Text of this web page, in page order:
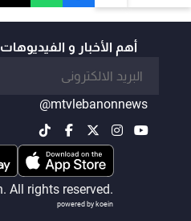
أهم الأخبار و
@mtvlebanonnews
All rights reserved.
powered by koein